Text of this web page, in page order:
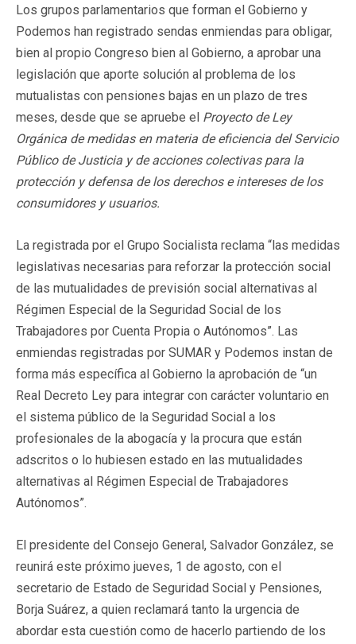
Los grupos parlamentarios que forman el Gobierno y
Podemos han registrado sendas enmiendas para obligar,
bien al propio Congreso bien al Gobierno, a aprobar una
legislación que aporte solución al problema de los
mutualistas con pensiones bajas en un plazo de tres
meses, desde que se apruebe el Proyecto de Ley
Orgánica de medidas en materia de eficiencia del Servicio
Público de Justicia y de acciones colectivas para la
protección y defensa de los derechos e intereses de los
consumidores y usuarios.
La registrada por el Grupo Socialista reclama “las medidas
legislativas necesarias para reforzar la protección social
de las mutualidades de previsión social alternativas al
Régimen Especial de la Seguridad Social de los
Trabajadores por Cuenta Propia o Autónomos”. Las
enmiendas registradas por SUMAR y Podemos instan de
forma más específica al Gobierno la aprobación de “un
Real Decreto Ley para integrar con carácter voluntario en
el sistema público de la Seguridad Social a los
profesionales de la abogacía y la procura que están
adscritos o lo hubiesen estado en las mutualidades
alternativas al Régimen Especial de Trabajadores
Autónomos”.
El presidente del Consejo General, Salvador González, se
reunirá este próximo jueves, 1 de agosto, con el
secretario de Estado de Seguridad Social y Pensiones,
Borja Suárez, a quien reclamará tanto la urgencia de
abordar esta cuestión como de hacerlo partiendo de los